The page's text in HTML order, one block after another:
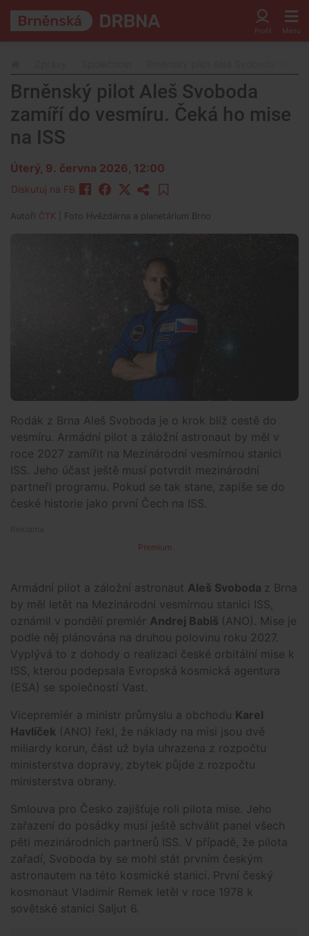
Brněnský pilot Aleš Svoboda
zamíří do vesmíru. Čeká ho mise
na ISS
Úterý, 9. června 2026, 12:00
Diskutuj na FB
Autoři ČTK | Foto Hvězdárna a planetárium Brno
Rodák z Brna Aleš Svoboda je o krok blíž cestě do
vesmíru. Armádní pilot a záložní astronaut by měl v
roce 2027 zamířit na Mezinárodní vesmírnou stanici
ISS. Jeho účast ještě musí potvrdit mezinárodní
partneři programu. Pokud se tak stane, zapíše se do
české historie jako první Čech na ISS.
Premium
Armádní pilot a záložní astronaut Aleš Svoboda z Brna
by měl letět na Mezinárodní vesmírnou stanici ISS,
oznámil v pondělí premiér Andrej Babiš (ANO). Mise je
podle něj plánována na druhou polovinu roku 2027.
Vyplývá to z dohody o realizaci české orbitální mise k
ISS, kterou podepsala Evropská kosmická agentura
(ESA) se společností Vast.
Vicepremiér a ministr průmyslu a obchodu Karel
Havlíček (ANO) řekl, že náklady na misi jsou dvě
miliardy korun, část už byla uhrazena z rozpočtu
ministerstva dopravy, zbytek půjde z rozpočtu
ministerstva obrany.
Smlouva pro Česko zajišťuje roli pilota mise. Jeho
zařazení do posádky musí ještě schválit panel všech
pěti mezinárodních partnerů ISS. V případě, že pilota
zařadí, Svoboda by se mohl stát prvním českým
astronautem na této kosmické stanici. První český
kosmonaut Vladimír Remek letěl v roce 1978 k
sovětské stanici Saljut 6.